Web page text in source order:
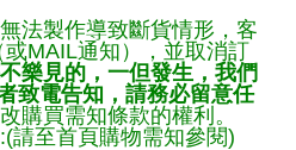
法製作導致斷貨情形，客
MAIL通知），並取消訂
樂見的，一但發生，我們
致電告知，請務必留意任
購買需知條款的權利。
請至首頁購物需知參閱)